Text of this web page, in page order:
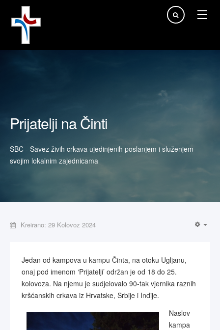
Traži...
Prijatelji na Činti
SBC - Savez živih crkava ujedinjenih poslanjem i služenjem
svojim lokalnim zajednicama
Kreirano: 29 Kolovoz 2024
Jedan od kampova u kampu Činta, na otoku Ugljanu,
onaj pod imenom ‘Prijatelji’ održan je od 18 do 25.
kolovoza. Na njemu je sudjelovalo 90-tak vjernika raznih
kršćanskih crkava iz Hrvatske, Srbije i Indije.
Naslov
kampa